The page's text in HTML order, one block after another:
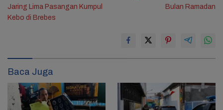
Jaring Lima Pasangan Kumpul
Kebo di Brebes
Bulan Ramadan
Baca Juga